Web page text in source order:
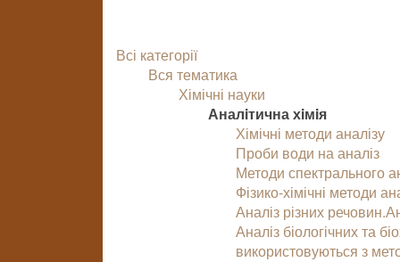
Всі категорії
Вся тематика
Хімічні науки
Аналiтична хiмiя
Хімічні методи аналізу
Проби води на аналіз
Методи спектрального
Фізико-хімічні методи
Аналіз різних
Аналіз біологічних та
використовуються з